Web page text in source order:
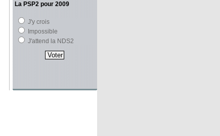
La PSP2 pour 2009
J'y crois
Impossible
J'attend la NDS2